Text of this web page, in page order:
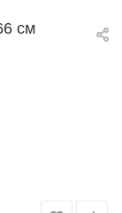
см